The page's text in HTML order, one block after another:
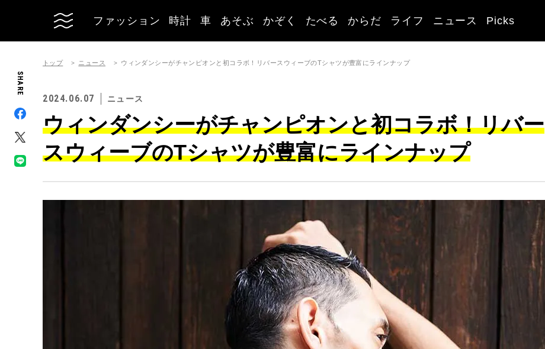
ファッション 時計 車 あそぶ かぞく たべる からだ ライフ ニュース Picks
SHARE
トップ ニュース ウィンダンシーがチャンピオンと初コラボ！リバースウィーブのTシャツが豊富にラインナップ
2024.06.07 ニュース
ウィンダンシーがチャンピオンと初コラボ！リバー
スウィーブのTシャツが豊富にラインナップ